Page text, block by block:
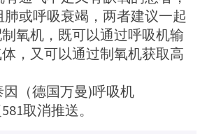
或呼吸衰竭，两者建议一起
氧机，既可以通过呼吸机输
，又可以通过制氧机获取高
（德国万曼)呼吸机
取消推送。